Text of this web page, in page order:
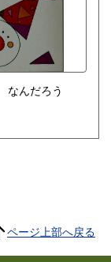
んだろう
ページ上部へ戻る